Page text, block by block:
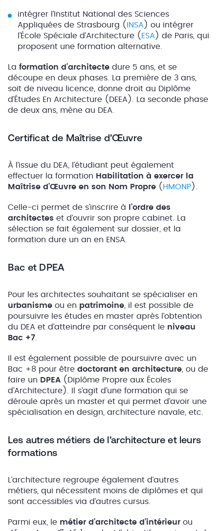
intégrer l’Institut National des Sciences
Appliquées de Strasbourg (
INSA ) ou intégrer
l’École Spéciale d’Architecture ( ESA ) de Paris, qui
proposent une formation alternative.
La formation d’architecte dure 5 ans, et se
découpe en deux phases. La première de 3 ans,
soit de niveau licence, donne droit au Diplôme
d’Études En Architecture (DEEA). La seconde phase
de deux ans, mène au DEA.
Certificat de Maîtrise d’Œuvre
À l’issue du DEA, l’étudiant peut également
effectuer la formation Habilitation à exercer la
Maîtrise d’Œuvre en son Nom Propre ( HMONP ).
Celle-ci permet de s’inscrire à
l’ordre des
architectes et d’ouvrir son propre cabinet. La
sélection se fait également sur dossier, et la
formation dure un an en ENSA.
Bac et DPEA
Pour les architectes souhaitant se spécialiser en
urbanisme ou en patrimoine , il est possible de
poursuivre les études en master après l’obtention
du DEA et d’atteindre par conséquent le niveau
Bac +7
Il est également possible de poursuivre avec un
Bac +8 pour être doctorant en architecture , ou de
faire un DPEA (Diplôme Propre aux Écoles
d’Architecture). Il s’agit d’une formation qui se
déroule après un master et qui permet d’avoir une
spécialisation en design, architecture navale, etc.
Les autres métiers de l’architecture et leurs
formations
L’architecture regroupe également d’autres
métiers, qui nécessitent moins de diplômes et qui
sont accessibles via d’autres cursus.
Parmi eux, le métier d’architecte d’intérieur ou